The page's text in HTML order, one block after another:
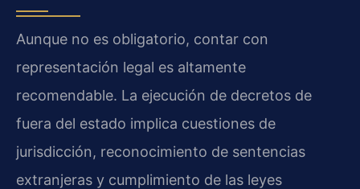
Aunque no es obligatorio, contar con
representación legal es altamente
recomendable. La ejecución de decretos de
fuera del estado implica cuestiones de
jurisdicción, reconocimiento de sentencias
extranjeras y cumplimiento de las leyes